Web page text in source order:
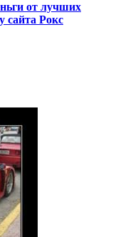
от лучших
сайта Рокс